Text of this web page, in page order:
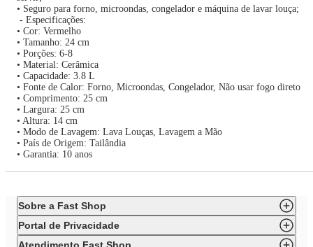
• Seguro para forno, microondas, congelador e máquina de lavar louça;
- Especificações:
• Cor: Vermelho
• Tamanho: 24 cm
• Porções: 6-8
• Material: Cerâmica
• Capacidade: 3.8 L
• Fonte de Calor: Forno, Microondas, Congelador, Não usar fogo direto
• Comprimento: 25 cm
• Largura: 25 cm
• Altura: 14 cm
• Modo de Lavagem: Lava Louças, Lavagem a Mão
• País de Origem: Tailândia
• Garantia: 10 anos
Sobre a Fast Shop
Portal de Privacidade